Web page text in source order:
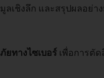
เชิงลึก และสรุปผลอย่า
ยทางไซเบอร์ เพื่อการตั